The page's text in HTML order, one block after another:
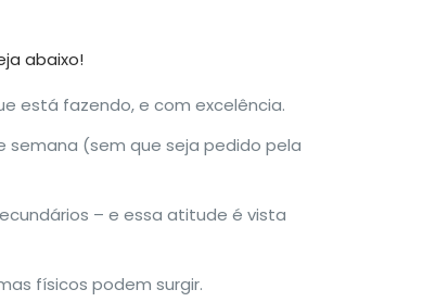
abaixo!
está fazendo, e com excelência.
(sem que seja pedido pela
– e essa atitude é vista
físicos podem surgir.